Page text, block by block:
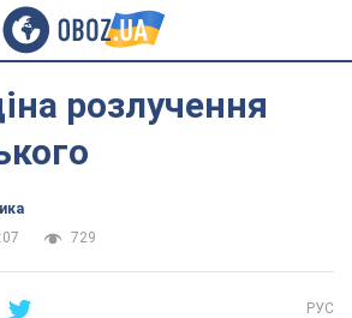
розлучення
729
РУС